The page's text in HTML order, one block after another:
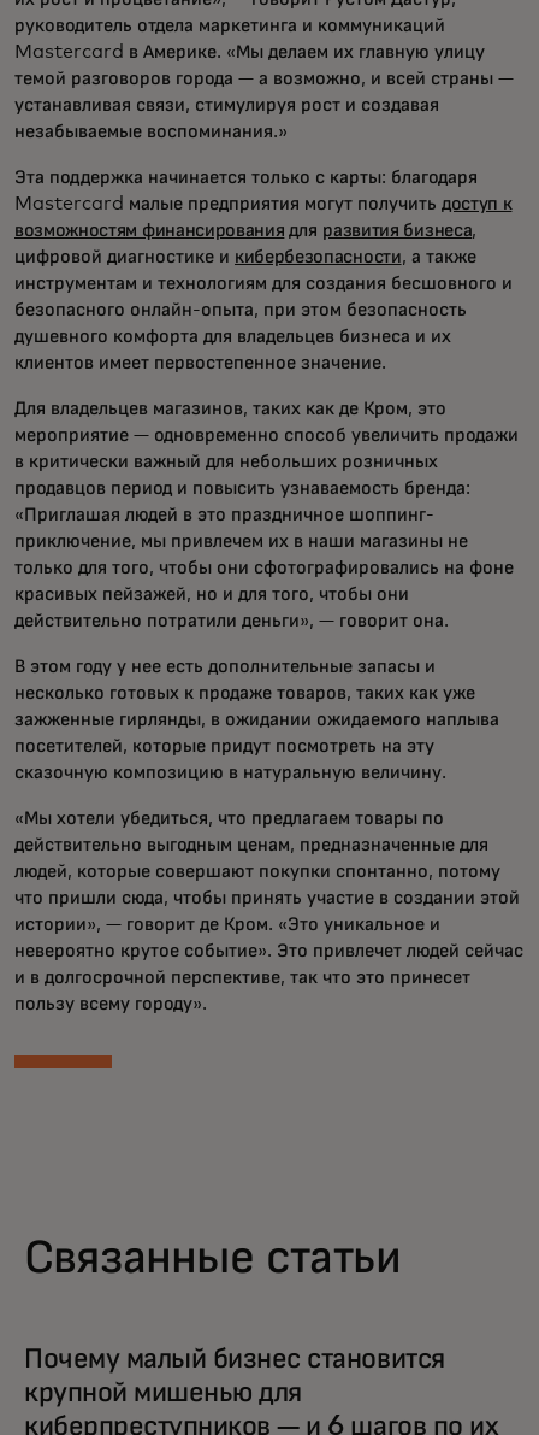
руководитель отдела маркетинга и коммуникаций
Mastercard в Америке. «Мы делаем их главную улицу
темой разговоров города — а возможно, и всей страны —
устанавливая связи, стимулируя рост и создавая
незабываемые воспоминания.»
Эта поддержка начинается только с карты: благодаря
Mastercard малые предприятия могут получить доступ к
возможностям финансирования для развития бизнеса,
цифровой диагностике и кибербезопасности, а также
инструментам и технологиям для создания бесшовного и
безопасного онлайн-опыта, при этом безопасность
душевного комфорта для владельцев бизнеса и их
клиентов имеет первостепенное значение.
Для владельцев магазинов, таких как де Кром, это
мероприятие — одновременно способ увеличить продажи
в критически важный для небольших розничных
продавцов период и повысить узнаваемость бренда:
«Приглашая людей в это праздничное шоппинг-
приключение, мы привлечем их в наши магазины не
только для того, чтобы они сфотографировались на фоне
красивых пейзажей, но и для того, чтобы они
действительно потратили деньги», — говорит она.
В этом году у нее есть дополнительные запасы и
несколько готовых к продаже товаров, таких как уже
зажженные гирлянды, в ожидании ожидаемого наплыва
посетителей, которые придут посмотреть на эту
сказочную композицию в натуральную величину.
«Мы хотели убедиться, что предлагаем товары по
действительно выгодным ценам, предназначенные для
людей, которые совершают покупки спонтанно, потому
что пришли сюда, чтобы принять участие в создании этой
истории», — говорит де Кром. «Это уникальное и
невероятно крутое событие». Это привлечет людей сейчас
и в долгосрочной перспективе, так что это принесет
пользу всему городу».
Связанные статьи
Почему малый бизнес становится
крупной мишенью для
киберпреступников — и 6 шагов по их